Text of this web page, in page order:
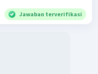
Jawaban terverifikasi